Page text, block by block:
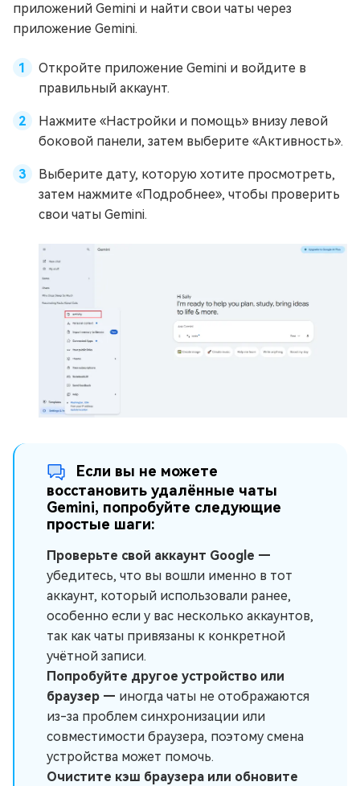
приложений Gemini и найти свои чаты через
приложение Gemini.
Откройте приложение Gemini и войдите в
правильный аккаунт.
Нажмите «Настройки и помощь» внизу левой
боковой панели, затем выберите «Активность».
Выберите дату, которую хотите просмотреть,
затем нажмите «Подробнее», чтобы проверить
свои чаты Gemini.
Если вы не можете
восстановить удалённые чаты
Gemini, попробуйте следующие
простые шаги:
Проверьте свой аккаунт Google —
убедитесь, что вы вошли именно в тот
аккаунт, который использовали ранее,
особенно если у вас несколько аккаунтов,
так как чаты привязаны к конкретной
учётной записи.
Попробуйте другое устройство или
браузер — иногда чаты не отображаются
из-за проблем синхронизации или
совместимости браузера, поэтому смена
устройства может помочь.
Очистите кэш браузера или обновите